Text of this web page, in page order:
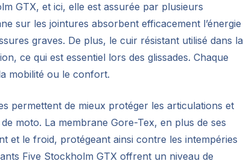
GTX, et ici, elle est assurée par plusieurs
sur les jointures absorbent efficacement l’énergie
graves. De plus, le cuir résistant utilisé dans la
ce qui est essentiel lors des glissades. Chaque
mobilité ou le confort.
permettent de mieux protéger les articulations et
moto. La membrane Gore-Tex, en plus de ses
et le froid, protégeant ainsi contre les intempéries
Five Stockholm GTX offrent un niveau de